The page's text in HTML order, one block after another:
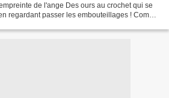
de l'ange Des ours au crochet qui se
regardant passer les embouteillages ! Comme